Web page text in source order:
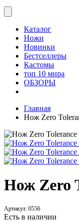
Каталог
Ножи
Новинки
Бестселлеры
Кастомы
топ 10 мира
ОБЗОРЫ
Главная
Нож Zero
Нож Zero
Артикул: 0556
Есть в наличии